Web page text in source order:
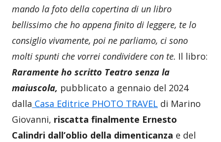
mando la foto della copertina di un libro
bellissimo che ho appena finito di leggere, te lo
consiglio vivamente, poi ne parliamo, ci sono
molti spunti che vorrei condividere con te. Il libro:
Raramente ho scritto Teatro senza la
maiuscola, pubblicato a gennaio del 2024
dalla Casa Editrice PHOTO TRAVEL di Marino
Giovanni, riscatta finalmente Ernesto
Calindri dall’oblio della dimenticanza e del